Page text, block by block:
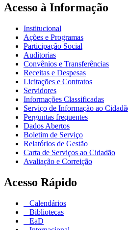
Acesso à Informação
Institucional
Ações e Programas
Participação Social
Auditorias
Convênios e Transferências
Receitas e Despesas
Licitações e Contratos
Servidores
Informações Classificadas
Serviço de Informação ao
Perguntas frequentes
Dados Abertos
Boletim de Serviço
Relatórios de Gestão
Carta de Serviços ao Cidadão
Avaliação e Correição
Acesso Rápido
Calendários
Bibliotecas
EaD